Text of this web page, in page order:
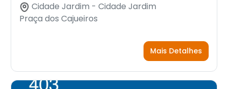
Cidade Jardim - Cidade Jardim
Praça dos Cajueiros
Mais Detalhes